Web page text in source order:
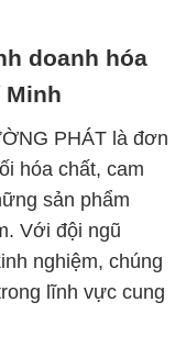
doanh hóa
Minh
PHÁT là đơn
hóa chất, cam
sản phẩm
Với đội ngũ
nghiệm, chúng
lĩnh vực cung